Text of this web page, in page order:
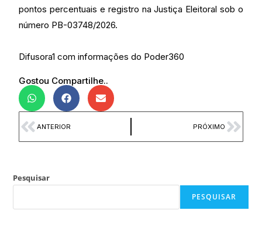
pontos percentuais e registro na Justiça Eleitoral sob o
número PB-03748/2026.
Difusora1 com informações do Poder360
Gostou Compartilhe..
ANTERIOR PRÓXIMO
Pesquisar
PESQUISAR